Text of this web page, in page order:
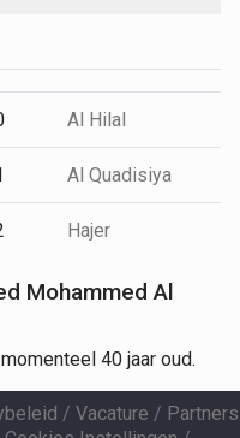
Al Hilal
Al Quadisiya
Hajer
Mohammed Al
40 jaar oud.
/ Vacature / Partners